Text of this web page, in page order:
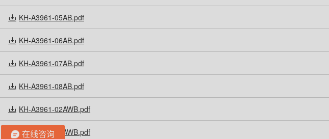
KH-A3961-05AB.pdf
KH-A3961-06AB.pdf
KH-A3961-07AB.pdf
KH-A3961-08AB.pdf
KH-A3961-02AWB.pdf
KH-A3961-03AWB.pdf
在线咨询